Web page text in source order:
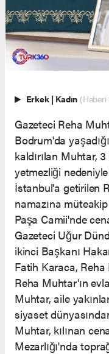
Erkek | Kadın (Haberi
Gazeteci Reha
Bodrum'da
kaldırılan Muhtar,
yetmezliği
İstanbul'a getirilen
namazına
Paşa Camii'nde
Gazeteci Uğur
ikinci Başkanı
Fatih Karaca,
Reha Muhtar'ın
Muhtar, aile
siyaset
Muhtar, kılınan
Mezarlığı'nda